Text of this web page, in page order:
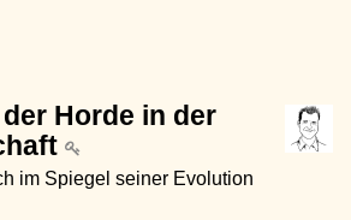
Horde in der
im Spiegel seiner Evolution